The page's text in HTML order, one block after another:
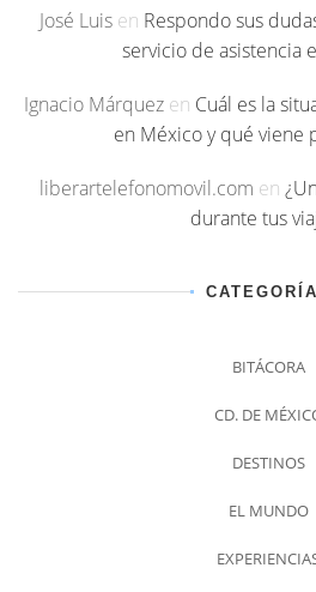
José Luis en Respondo sus
servicio de asistencia
Ignacio Márquez en Cuál es la
en México y qué viene
liberartelefonomovil.com en
durante tus
BITÁCORA
CD. DE
DESTINOS
EL MUNDO